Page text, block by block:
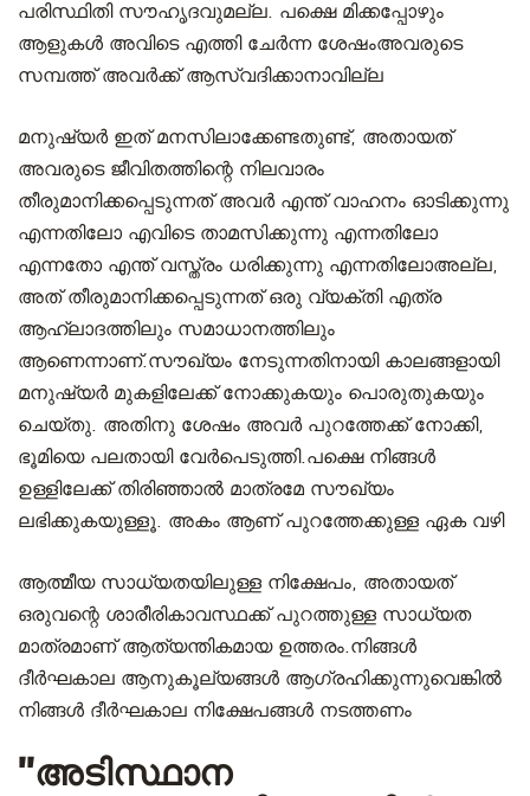
പരിസ്ഥിതി സൗഹൃദവുമല്ല. പക്ഷെ മിക്കപ്പോഴും
ആളുകൾ അവിടെ എത്തി ചേർന്ന ശേഷംഅവരുടെ
സമ്പത്ത് അവർക്ക് ആസ്വദിക്കാനാവില്ല
മനുഷ്യർ ഇത് മനസിലാക്കേണ്ടതുണ്ട്, അതായത്
അവരുടെ ജീവിതത്തിന്റെ നിലവാരം
തീരുമാനിക്കപ്പെടുന്നത് അവർ എന്ത് വാഹനം ഓടിക്കുന്നു
എന്നതിലോ എവിടെ താമസിക്കുന്നു എന്നതിലോ
എന്നതോ എന്ത് വസ്ത്രം ധരിക്കുന്നു എന്നതിലോഅല്ല,
അത് തീരുമാനിക്കപ്പെടുന്നത് ഒരു വ്യക്തി എത്ര
ആഹ്ലാദത്തിലും സമാധാനത്തിലും
ആണെന്നാണ്.സൗഖ്യം നേടുന്നതിനായി കാലങ്ങളായി
മനുഷ്യർ മുകളിലേക്ക് നോക്കുകയും പൊരുതുകയും
ചെയ്തു. അതിനു ശേഷം അവർ പുറത്തേക്ക് നോക്കി,
ഭൂമിയെ പലതായി വേർപെടുത്തി.പക്ഷെ നിങ്ങൾ
ഉള്ളിലേക്ക് തിരിഞ്ഞാൽ മാത്രമേ സൗഖ്യം
ലഭിക്കുകയുള്ളൂ. അകം ആണ് പുറത്തേക്കുള്ള ഏക വഴി
ആത്മീയ സാധ്യതയിലുള്ള നിക്ഷേപം, അതായത്
ഒരുവന്റെ ശാരീരികാവസ്ഥക്ക് പുറത്തുള്ള സാധ്യത
മാത്രമാണ് ആത്യന്തികമായ ഉത്തരം.നിങ്ങൾ
ദീർഘകാല ആനുകൂല്യങ്ങൾ ആഗ്രഹിക്കുന്നുവെങ്കിൽ
നിങ്ങൾ ദീർഘകാല നിക്ഷേപങ്ങൾ നടത്തണം
"അടിസ്ഥാന